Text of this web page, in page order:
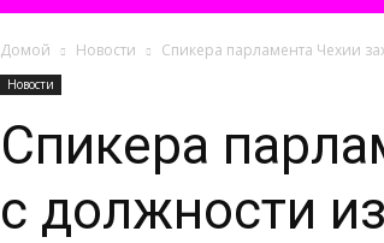
Домой Новости Спикера парламента Чехии
Новости
Спикера
с должности